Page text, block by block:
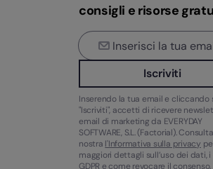
consigli e risorse
Iscriviti
Inserendo la tua email e cliccando
"Iscriviti", accetti di ricevere
email di marketing da EVERYDAY
SOFTWARE, S.L. (Factorial).
nostra l'Informativa sulla privacy
maggiori dettagli sull’uso dei dati,
GDPR e come revocare il consenso.